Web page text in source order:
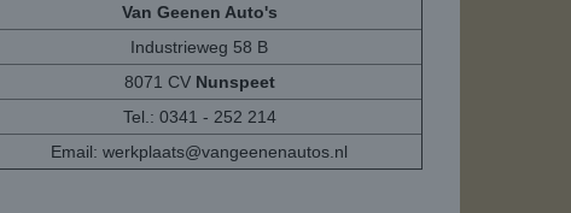
Van Geenen Auto's
Industrieweg 58 B
8071 CV Nunspeet
Tel.: 0341 - 252 214
Email: werkplaats@vangeenenautos.nl